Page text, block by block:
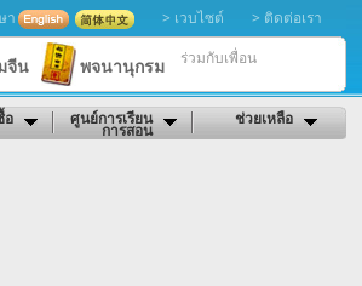
า > เวบไซต์ > ติดต่อเรา
จีน พจนานุกรม ร่วมกับเพื่อน
อ ศูนย์การเรียน
การสอน
ช่วยเหลือ